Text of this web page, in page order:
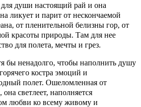
души настоящий рай и она
ликует и парит от нескончаемой
от пленительной белизны гор, от
красоты природы. Там для нее
для полета, мечты и грез.
бы ненадолго, чтобы наполнить душу
костра эмоций и
полет. Ошеломленная от
светлеет, наполняется
любви ко всему живому и